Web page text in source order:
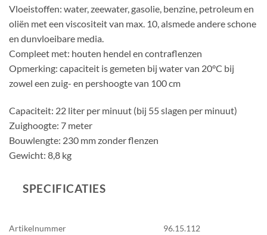
Vloeistoffen: water, zeewater, gasolie, benzine, petroleum en
oliën met een viscositeit van max. 10, alsmede andere schone
en dunvloeibare media.
Compleet met: houten hendel en contraflenzen
Opmerking: capaciteit is gemeten bij water van 20°C bij
zowel een zuig- en pershoogte van 100 cm
Capaciteit: 22 liter per minuut (bij 55 slagen per minuut)
Zuighoogte: 7 meter
Bouwlengte: 230 mm zonder flenzen
Gewicht: 8,8 kg
SPECIFICATIES
Artikelnummer
96.15.112